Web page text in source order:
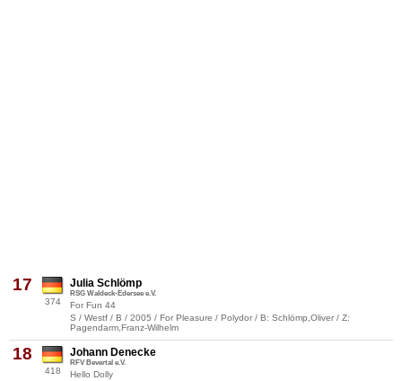
17
374
Julia Schlömp
RSG Waldeck-Edersee e.V.
For Fun 44
S / Westf / B / 2005 / For Pleasure / Polydor / B: Schlömp,Oliver / Z:
Pagendarm,Franz-Wilhelm
18
418
Johann Denecke
RFV Bevertal e.V.
Hello Dolly